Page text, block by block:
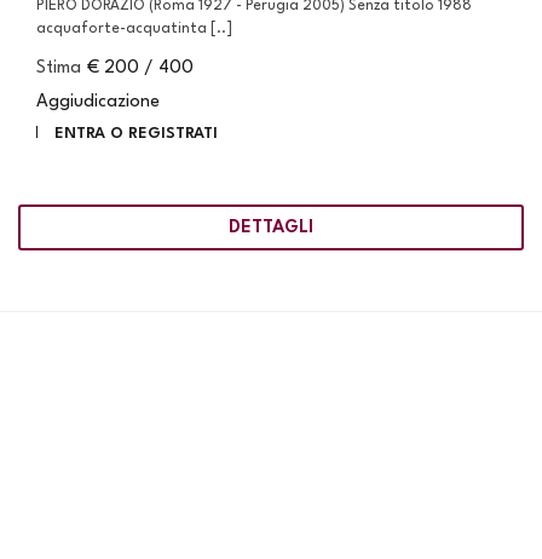
PIERO DORAZIO (Roma 1927 - Perugia 2005) Senza titolo 1988
acquaforte-acquatinta [..]
Stima € 200 / 400
Aggiudicazione
ENTRA O REGISTRATI
DETTAGLI